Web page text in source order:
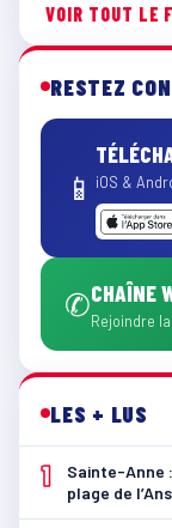
VOIR TOUT LE
RESTEZ
📱 iOS &
✆CHAÎNE
Rejoindre
LES + LUS
1
Sainte-Anne
plage de